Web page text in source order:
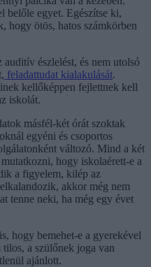
belőle egyet. Egészítse ki,
hogy ötös, hatos számkörben
észlelést, és nem utolsó
feladattudat kialakulását.
kellőképpen fejlettnek kell
iskolát.
másfél-két órát szoktak
egyéni és csoportos
változó. Mind a két
hogy iskolaérett-e a
a figyelem, kilép az
akkor még nem
tenne neki, ha még egy évet
hogy bemehet-e a gyerekével
tilos, a szülőnek joga van
ajánlott.